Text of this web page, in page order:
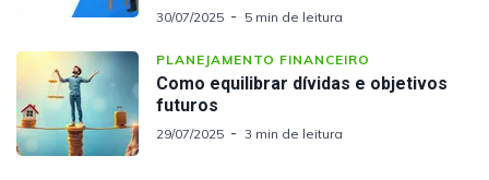
30/07/2025 5 min de leitura
PLANEJAMENTO FINANCEIRO
Como equilibrar dívidas e objetivos
futuros
29/07/2025 3 min de leitura